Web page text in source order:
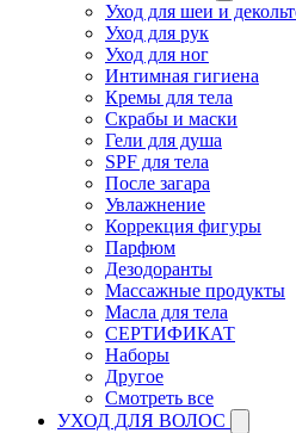
Уход для шеи и
Уход для рук
Уход для ног
Интимная гигиена
Кремы для тела
Скрабы и маски
Гели для душа
SPF для тела
После загара
Увлажнение
Коррекция фигуры
Парфюм
Дезодоранты
Массажные продукты
Масла для тела
СЕРТИФИКАТ
Наборы
Другое
Смотреть все
УХОД ДЛЯ ВОЛОС